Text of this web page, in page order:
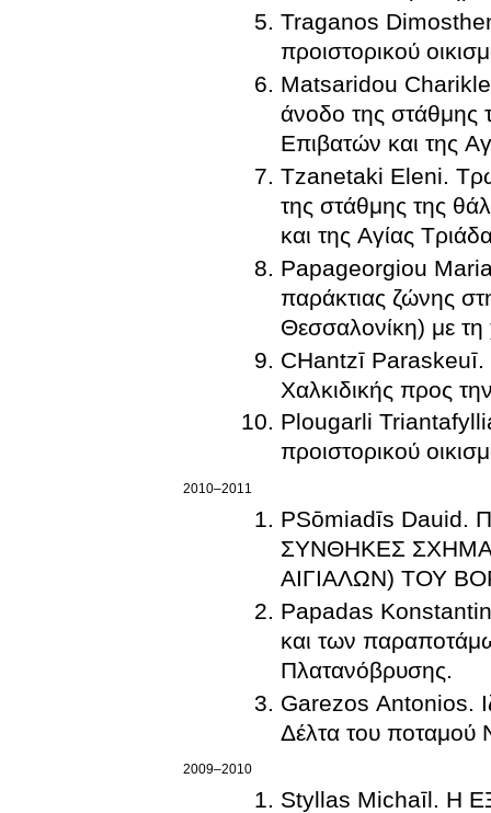
Traganos
προιστορικού
Matsaridou
άνοδο της στάθμης
Επιβατών και της
Tzanetaki Eleni.
της στάθμης της
και της Αγίας
Papageorgiou
παράκτιας ζώνης
Θεσσαλονίκη) με
CΗantzī Paraskeuī.
Χαλκιδικής προς
Plougarli
προιστορικού
2010–2011
PSōmiadīs Dauid.
ΣΥΝΘΗΚΕΣ
ΑΙΓΙΑΛΩΝ) ΤΟΥ
Papadas
και των
Πλατανόβρυσης.
Garezos Antonios.
Δέλτα του ποταμού
2009–2010
Styllas Michaīl. Η